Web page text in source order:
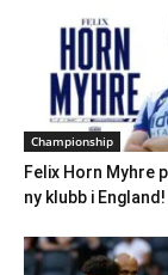
Championship
Felix Horn Myhre
ny klubb i England!